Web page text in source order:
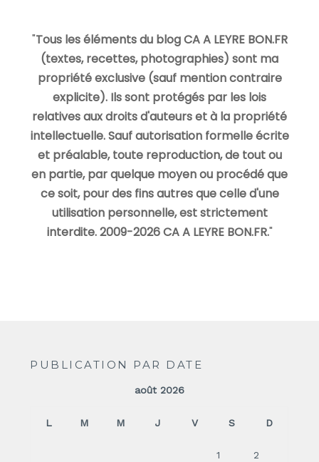
"Tous les éléments du blog CA A LEYRE BON.FR
(textes, recettes, photographies) sont ma
propriété exclusive (sauf mention contraire
explicite). Ils sont protégés par les lois
relatives aux droits d'auteurs et à la propriété
intellectuelle. Sauf autorisation formelle écrite
et préalable, toute reproduction, de tout ou
en partie, par quelque moyen ou procédé que
ce soit, pour des fins autres que celle d'une
utilisation personnelle, est strictement
interdite. 2009-2026 CA A LEYRE BON.FR."
PUBLICATION PAR DATE
août 2026
L M M J V S D
1 2